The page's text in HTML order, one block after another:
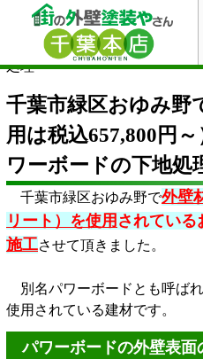
HOME ブログ
千葉市緑
用は税込657,800円～）、表
処理
千葉市緑区おゆみ野
用は税込657,800円
ワーボードの下地処
千葉市緑区おゆみ野で外壁
リート）を使用 されている
施工させて頂きました。
別名パワーボードとも呼ば
使用されている建材です。
パワーボードの外壁表面